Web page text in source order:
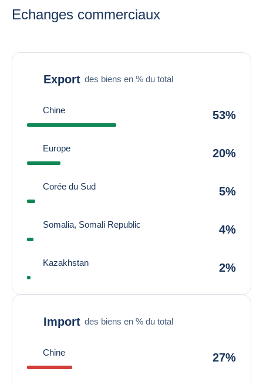
Echanges commerciaux
Export des biens en % du total
Chine 53%
Europe 20%
Corée du Sud 5%
Somalia, Somali Republic 4%
Kazakhstan 2%
Import des biens en % du total
Chine 27%